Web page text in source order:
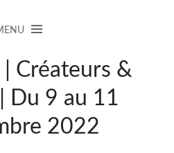
| Créateurs &
Du 9 au 11
2022